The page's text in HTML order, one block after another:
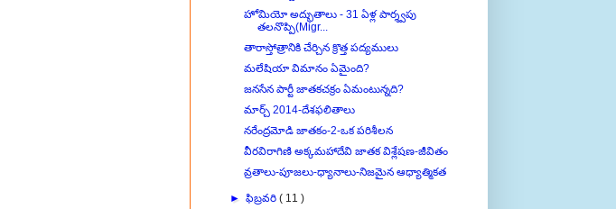
తలనొప్పి(Migr...
తారాస్తోత్రానికి చేర్చిన క్రొత్త పద్యములు
మలేషియా విమానం ఏమైంది?
జనసేన పార్టీ జాతకచక్రం ఏమంటున్నది?
మార్చ్ 2014-దేశఫలితాలు
నరేంద్రమోడి జాతకం-2-ఒక పరిశీలన
వీరవిరాగిణి అక్కమహాదేవి జాతక విశ్లేషణ-జీవితం
వ్రతాలు-పూజలు-ధ్యానాలు-నిజమైన ఆధ్యాత్మికత
►ఫిబ్రవరి
( 11 )
►జనవరి ( 6 )